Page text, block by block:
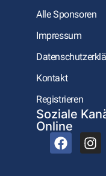
Alle Sponsoren
Impressum
Kontakt
Registrieren
Soziale
Online